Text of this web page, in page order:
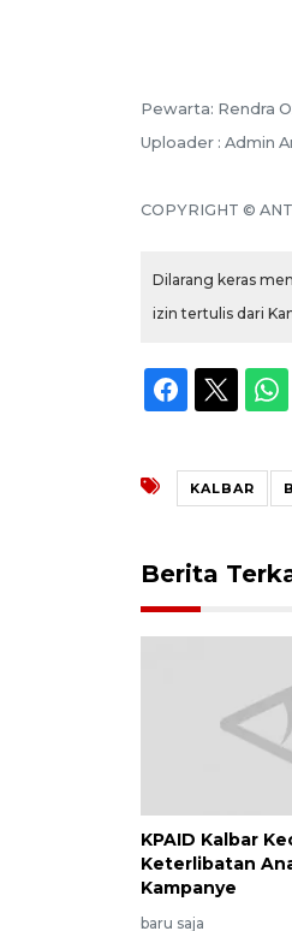
Pewarta: Rendra
Uploader : Admin
COPYRIGHT ©
Dilarang keras
izin tertulis dari
KALBAR
Berita
KPAID Kalbar
Keterlibatan
Kampanye
baru saja